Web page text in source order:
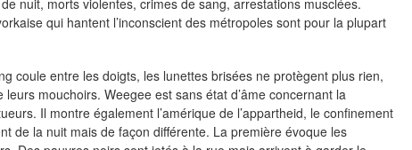
nuit, morts violentes, crimes de sang, arrestations musclées.
qui hantent l’inconscient des métropoles sont pour la plupart
coule entre les doigts, les lunettes brisées ne protègent plus rien,
mouchoirs. Weegee est sans état d’âme concernant la
Il montre également l’amérique de l’appartheid, le confinement
de la nuit mais de façon différente. La première évoque les